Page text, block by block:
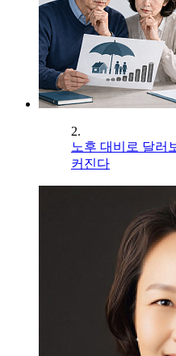
2.
노후 대비로 달러
커진다